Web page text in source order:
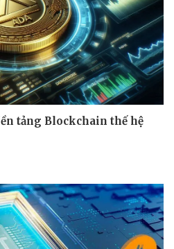
tảng Blockchain thế hệ